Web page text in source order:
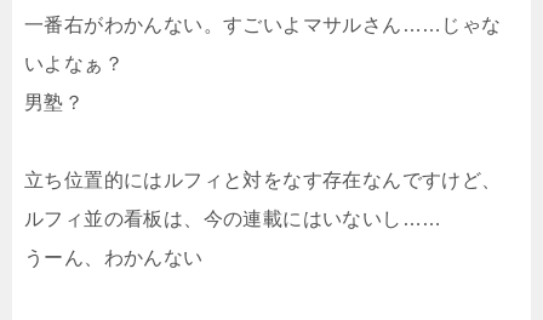
一番右がわかんない。すごいよマサルさん……じゃな
いよなぁ？
男塾？
立ち位置的にはルフィと対をなす存在なんですけど、
ルフィ並の看板は、今の連載にはいないし……
うーん、わかんない